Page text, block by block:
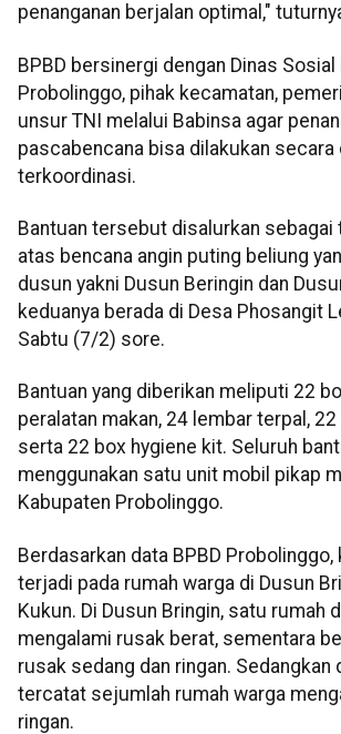
penanganan berjalan optimal,"
BPBD bersinergi dengan Dinas
Probolinggo, pihak kecamatan,
unsur TNI melalui Babinsa agar
pascabencana bisa dilakukan secara
terkoordinasi.
Bantuan tersebut disalurkan sebagai
atas bencana angin puting beliung
dusun yakni Dusun Beringin dan
keduanya berada di Desa Phosangit
Sabtu (7/2) sore.
Bantuan yang diberikan meliputi 22
peralatan makan, 24 lembar terpal,
serta 22 box hygiene kit. Seluruh
menggunakan satu unit mobil pikap
Kabupaten Probolinggo.
Berdasarkan data BPBD Probolinggo,
terjadi pada rumah warga di Dusun
Kukun. Di Dusun Bringin, satu rumah
mengalami rusak berat, sementara
rusak sedang dan ringan. Sedangkan
tercatat sejumlah rumah warga
ringan.